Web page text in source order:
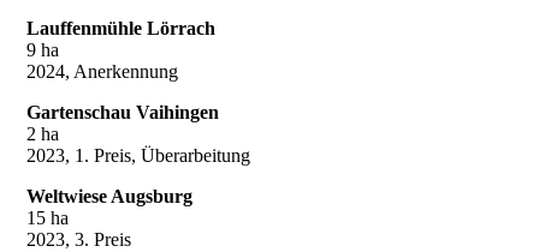
Lauffenmühle Lörrach
9 ha
2024, Anerkennung
Gartenschau Vaihingen
2 ha
2023, 1. Preis, Überarbeitung
Weltwiese Augsburg
15 ha
2023, 3. Preis